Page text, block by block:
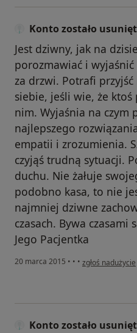
Konto zostało
Jest dziwny, jak na
porozmawiać i
za drzwi. Potrafi
siebie, jeśli wie, że
nim. Wyjaśnia na czym
najlepszego
empatii i zrozumienia.
czyjąś trudną sytuacji.
duchu. Nie żałuje
podobno kasa, to nie
najmniej dziwne
czasach. Bywa czasami
Jego Pacjentka
20 marca 2015 • • • w opinii
zgłoś nadużycie
Konto zostało